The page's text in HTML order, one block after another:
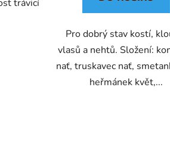
trávicí
Pro dobrý stav kostí,
vlasů a nehtů. Složení:
nať, truskavec nať,
heřmánek květ,...